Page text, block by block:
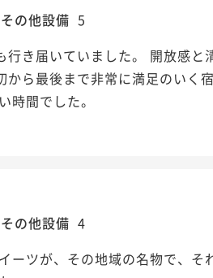
その他設備 5
き届いていました。 開放感と
ら最後まで非常に満足のいく
間でした。
その他設備 4
ーツが、その地域の名物で、そ